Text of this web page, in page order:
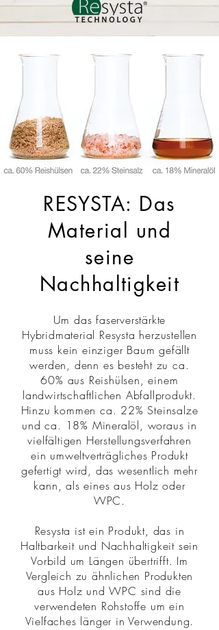
RESYSTA: Das
Material und
seine
Nachhaltigkeit
Um das faserverstärkte
Hybridmaterial Resysta herzustellen
muss kein einziger Baum gefällt
werden, denn es besteht zu ca.
60% aus Reishülsen, einem
landwirtschaftlichen Abfallprodukt.
Hinzu kommen ca. 22% Steinsalze
und ca. 18% Mineralöl, woraus in
vielfältigen Herstellungsverfahren
ein umweltverträgliches Produkt
gefertigt wird, das wesentlich mehr
kann, als eines aus Holz oder
WPC.
Resysta ist ein Produkt, das in
Haltbarkeit und Nachhaltigkeit sein
Vorbild um Längen übertrifft. Im
Vergleich zu ähnlichen Produkten
aus Holz und WPC sind die
verwendeten Rohstoffe um ein
Vielfaches länger in Verwendung.